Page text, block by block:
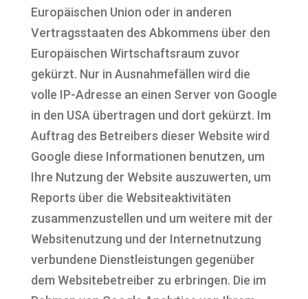
Europäischen Union oder in anderen
Vertragsstaaten des Abkommens über den
Europäischen Wirtschaftsraum zuvor
gekürzt. Nur in Ausnahmefällen wird die
volle IP-Adresse an einen Server von Google
in den USA übertragen und dort gekürzt. Im
Auftrag des Betreibers dieser Website wird
Google diese Informationen benutzen, um
Ihre Nutzung der Website auszuwerten, um
Reports über die Websiteaktivitäten
zusammenzustellen und um weitere mit der
Websitenutzung und der Internetnutzung
verbundene Dienstleistungen gegenüber
dem Websitebetreiber zu erbringen. Die im